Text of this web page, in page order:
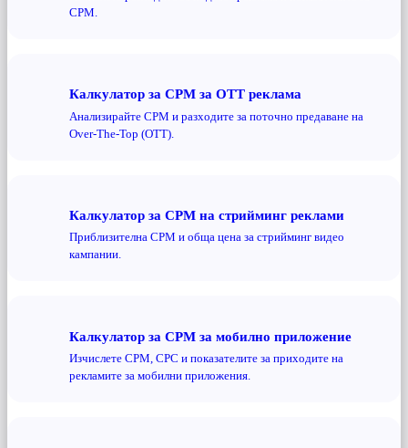
CPM.
Калкулатор за CPM за OTT реклама
Анализирайте CPM и разходите за поточно предаване на
Over-The-Top (OTT).
Калкулатор за CPM на стрийминг реклами
Приблизителна CPM и обща цена за стрийминг видео
кампании.
Калкулатор за CPM за мобилно приложение
Изчислете CPM, CPC и показателите за приходите на
рекламите за мобилни приложения.